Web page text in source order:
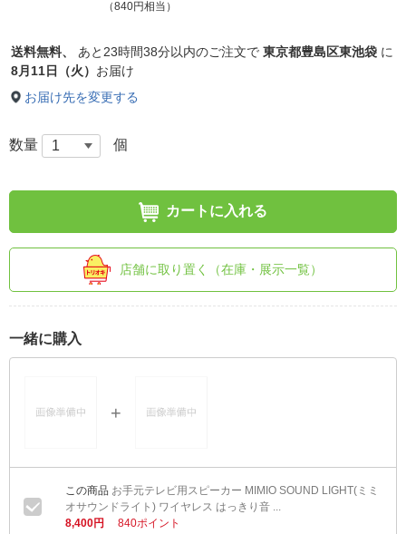
（840円相当）
送料無料、 あと 23時間38分以内のご注文で 東京都豊島区東池袋 に
8月11日（火） お届け
お届け先を変更する
数量 個
カートに入れる
店舗に取り置く（在庫・展示一覧）
一緒に購入
お手元テレビ用スピーカー MIMIO SOUND LIGHT(ミミ
オサウンドライト) ワイヤレス はっきり音 ...
8,400円
840ポイント